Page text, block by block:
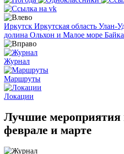
Иркутск Иркутская область Улан-
долина Ольхон и Малое море
Журнал
Маршруты
Локации
Лучшие мероприятия
феврале и марте